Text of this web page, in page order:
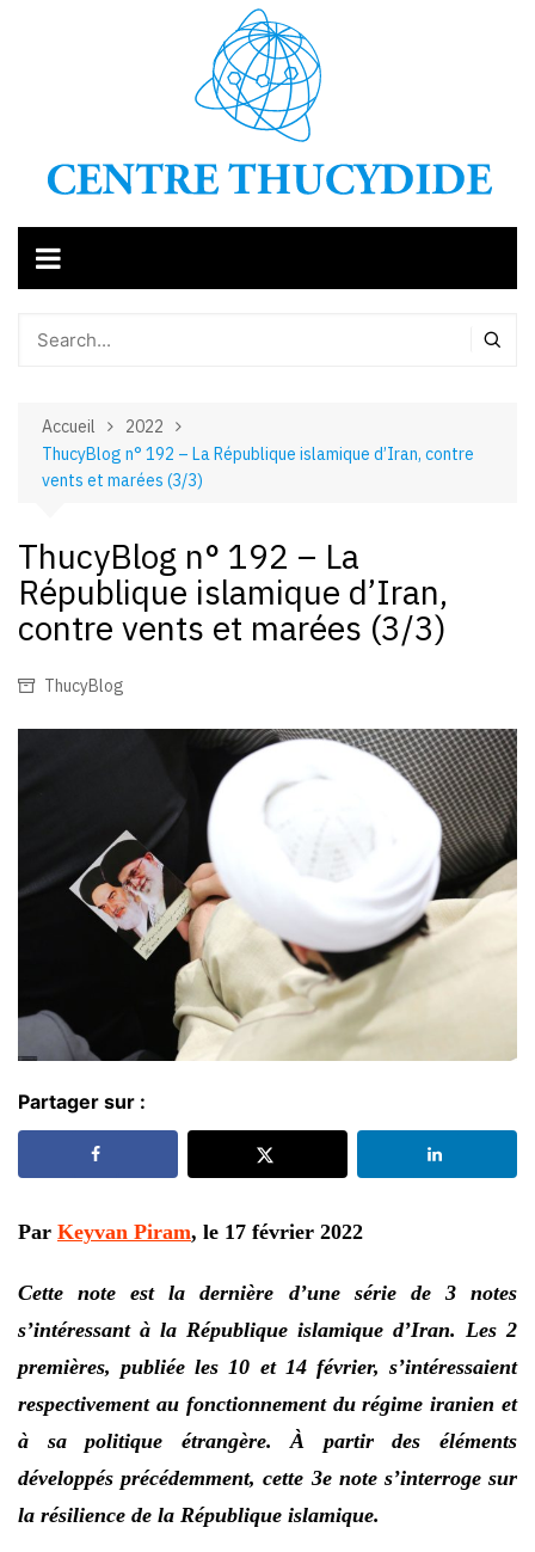
Accueil
2022
ThucyBlog n° 192 – La République islamique d’Iran, contre
vents et marées (3/3)
ThucyBlog n° 192 – La
République islamique d’Iran,
contre vents et marées (3/3)
ThucyBlog
Partager sur :
Par Keyvan Piram, le 17 février 2022
Cette note est la dernière d’une série de 3 notes
s’intéressant à la République islamique d’Iran. Les 2
premières, publiée les 10 et 14 février, s’intéressaient
respectivement au fonctionnement du régime iranien et
à sa politique étrangère. À partir des éléments
développés précédemment, cette 3e note s’interroge sur
la résilience de la République islamique.